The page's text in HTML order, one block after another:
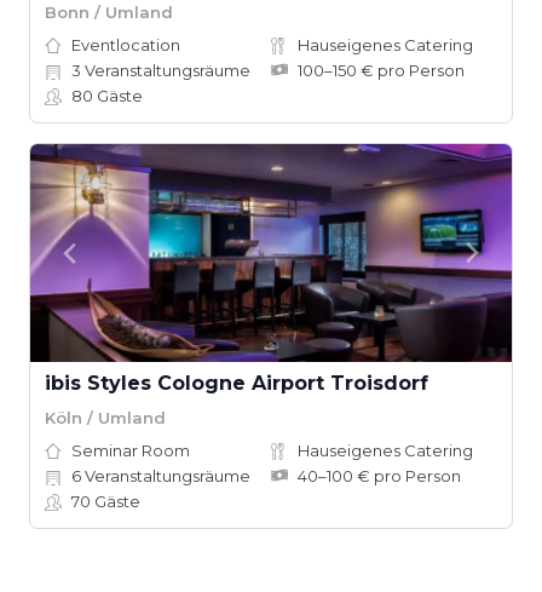
Bonn / Umland
Eventlocation
Hauseigenes Catering
3 Veranstaltungsräume
100–150 € pro Person
80 Gäste
ibis Styles Cologne Airport Troisdorf
Köln / Umland
Seminar Room
Hauseigenes Catering
6Veranstaltungsräume
40–100 € pro Person
70 Gäste